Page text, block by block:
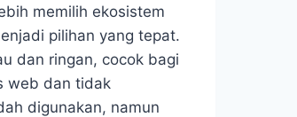
memilih ekosistem
pilihan yang tepat.
dan ringan, cocok bagi
web dan tidak
digunakan, namun